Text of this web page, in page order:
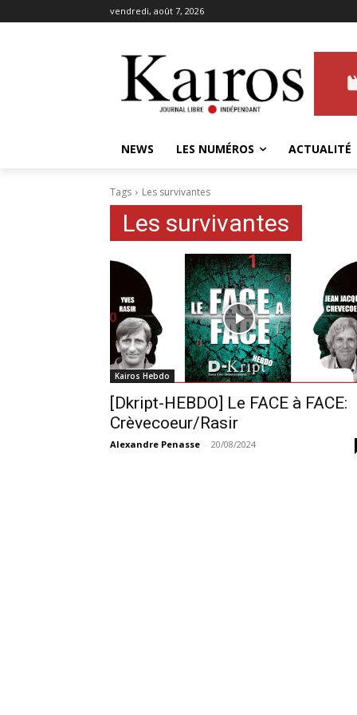
vendredi, août 7, 2026
NEWS LES NUMÉROS ACTUALITÉ
Tags Les survivantes
Les survivantes
Kairos Hebdo
[Dkript-HEBDO] Le FACE à FACE:
Crèvecoeur/Rasir
Alexandre Penasse - 20/08/2024